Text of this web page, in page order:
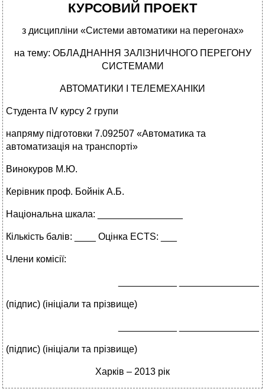
КУРСОВИЙ ПРОЕКТ
з дисципліни «Системи автоматики на перегонах»
на тему: ОБЛАДНАННЯ ЗАЛІЗНИЧНОГО ПЕРЕГОНУ
СИСТЕМАМИ
АВТОМАТИКИ І ТЕЛЕМЕХАНІКИ
Студента ІV курсу 2 групи
напряму підготовки 7.092507 «Автоматика та
автоматизація на транспорті»
Винокуров М.Ю.
Керівник проф. Бойнік А.Б.
Національна шкала: ________________
Кількість балів: ____ Оцінка ECTS: ___
Члени комісії:
(підпис) (ініціали та прізвище)
(підпис) (ініціали та прізвище)
Харків – 2013 рік